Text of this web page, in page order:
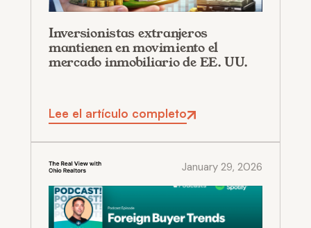
Inversionistas extranjeros
mantienen en movimiento el
mercado inmobiliario de EE. UU.
Lee el artículo completo
January 29, 2026